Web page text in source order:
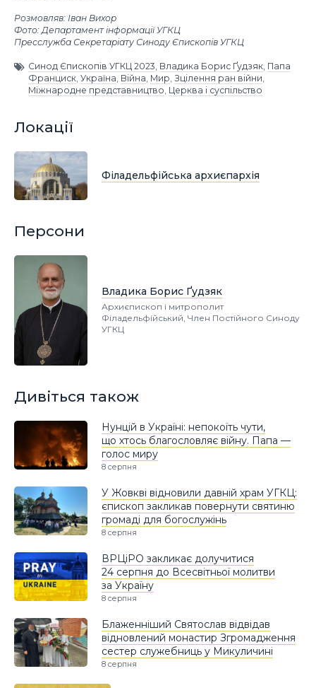
Розмовляв: Іван Вихор
Фото: Департамент інформації УГКЦ
Пресслужба Секретаріату Синоду Єпископів УГКЦ
Синод Єпископів УГКЦ 2023 Владика Борис Ґудзяк Папа
Франциск Україна Війна Мир Зцілення ран війни
Міжнародне представництво Церква і суспільство
Локації
Філадельфійська архиєпархія
Персони
Владика Борис Ґудзяк
Архиєпископ і митрополит
Філадельфійський, Член Постійного Синоду
УГКЦ
Дивіться також
Нунцій в Україні: непокоїть чути,
що хтось благословляє війну. Папа —
голос миру
8 серпня
У Жовкві відновили давній храм УГКЦ:
єпископ закликав повернути святиню
громаді для богослужінь
8 серпня
ВРЦіРО закликає долучитися
24 серпня до Всесвітньої молитви
за Україну
8 серпня
Блаженніший Святослав відвідав
відновлений монастир Згромадження
сестер служебниць у Микуличині
8 серпня